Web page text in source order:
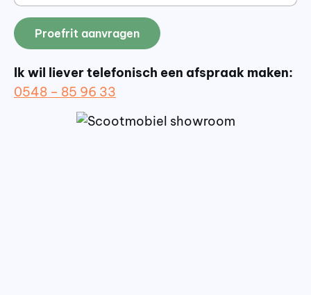
Proefrit aanvragen
Ik wil liever telefonisch een afspraak maken:
0548 – 85 96 33